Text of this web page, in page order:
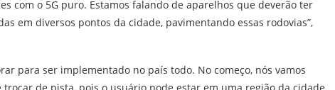
com o 5G puro. Estamos falando de aparelhos que deverão ter
em diversos pontos da cidade, pavimentando essas rodovias”,
para ser implementado no país todo. No começo, nós vamos
de pista, pois o usuário pode estar em uma região da cidade